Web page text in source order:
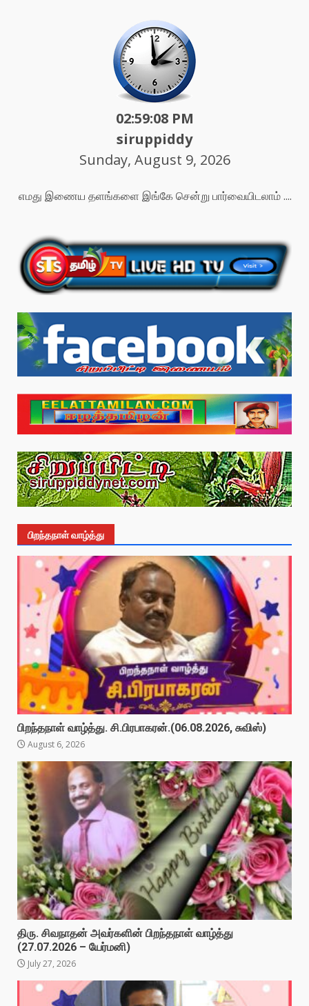
02:59:10 PM
siruppiddy
Sunday, August 9, 2026
எமது இணைய தளங்களை இங்கே சென்று பார்வையிடலாம் ....
பிறந்தநாள் வாழ்த்து
பிறந்தநாள் வாழ்த்து. சி.பிரபாகரன்.(06.08.2026, சுவிஸ்)
August 6, 2026
திரு. சிவநாதன் அவர்களின் பிறந்தநாள் வாழ்த்து
(27.07.2026 – யேர்மனி)
July 27, 2026